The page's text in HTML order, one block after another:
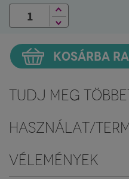
KOSÁRBA
Tudj meg
Használat/
Vélemények